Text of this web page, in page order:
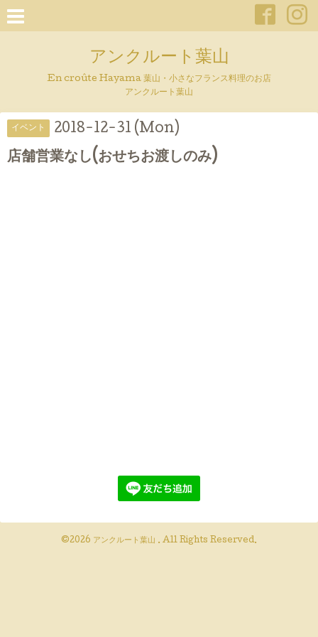
アンクルート葉山
En croûte Hayama 葉山・小さなフランス料理のお店
アンクルート葉山
イベント 2018-12-31 (Mon)
店舗営業なし(おせちお渡しのみ)
©2026 アンクルート葉山 . All Rights Reserved.